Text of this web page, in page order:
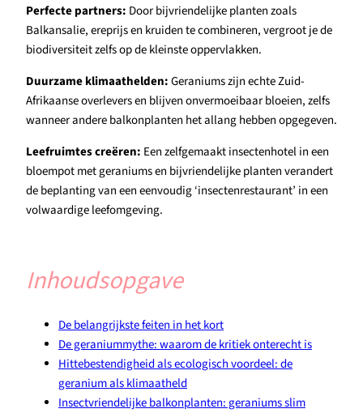
Perfecte partners: Door bijvriendelijke planten zoals
Balkansalie, ereprijs en kruiden te combineren, vergroot je de
biodiversiteit zelfs op de kleinste oppervlakken.
Duurzame klimaathelden:Geraniums zijn echte Zuid-
Afrikaanse overlevers en blijven onvermoeibaar bloeien, zelfs
wanneer andere balkonplanten het allang hebben opgegeven.
Leefruimtes creëren: Een zelfgemaakt insectenhotel in een
bloempot met geraniums en bijvriendelijke planten verandert
de beplanting van een eenvoudig ‘insectenrestaurant’ in een
volwaardige leefomgeving.
Inhoudsopgave
De belangrijkste feiten in het kort
De geraniummythe: waarom de kritiek onterecht is
Hittebestendigheid als ecologisch voordeel: de
geranium als klimaatheld
Insectvriendelijke balkonplanten: geraniums slim